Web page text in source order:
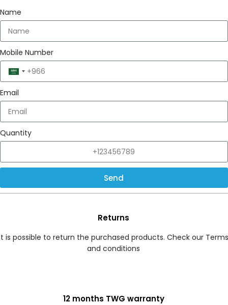
Name
Mobile Number
Saudi
Arabia
+966
Email
Quantity
Send
Returns
is possible to return the purchased products. Check our Terms
and conditions
12 months TWG warranty